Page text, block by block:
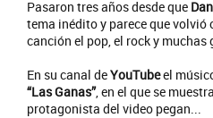
Pasaron tres años desde que
tema inédito y parece que volvió
canción el pop, el rock y muchas
En su canal deYouTubeel
“Las Ganas”, en el que se
protagonista del video pegan...